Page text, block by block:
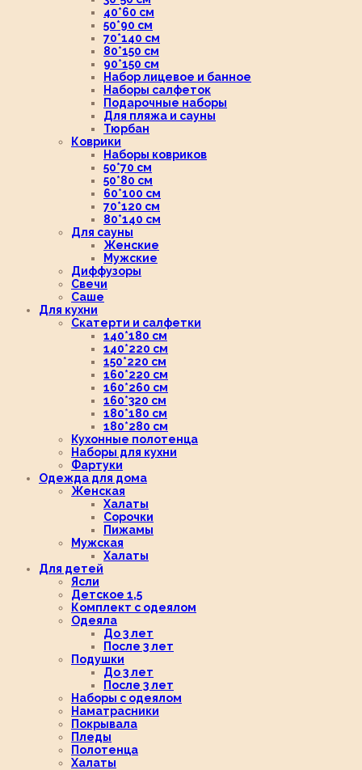
40*60 см
50*90 см
70*140 см
80*150 см
90*150 см
Набор лицевое и банное
Наборы салфеток
Подарочные наборы
Для пляжа и сауны
Тюрбан
Коврики
Наборы ковриков
50*70 см
50*80 см
60*100 см
70*120 см
80*140 см
Для сауны
Женские
Мужские
Диффузоры
Свечи
Саше
Для кухни
Скатерти и салфетки
140*180 см
140*220 см
150*220 см
160*220 см
160*260 см
160*320 см
180*180 см
180*280 см
Кухонные полотенца
Наборы для кухни
Фартуки
Одежда для дома
Женская
Халаты
Сорочки
Пижамы
Мужская
Халаты
Для детей
Ясли
Детское 1,5
Комплект с одеялом
Одеяла
До 3 лет
После 3 лет
Подушки
До 3 лет
После 3 лет
Наборы с одеялом
Наматрасники
Покрывала
Пледы
Полотенца
Халаты